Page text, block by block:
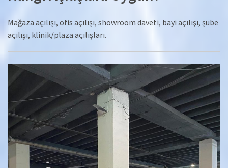
Mağaza açılışı, ofis açılışı, showroom daveti, bayi açılışı, şube
açılışı, klinik/plaza açılışları.